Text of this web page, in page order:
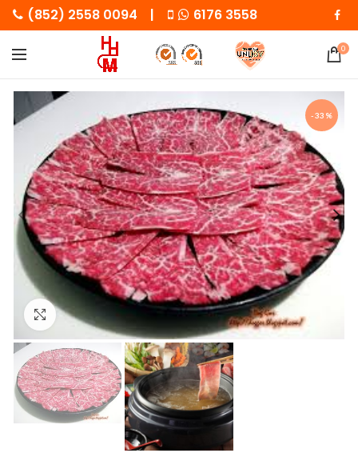
(852) 2558 0094 | 6176 3558
0
-33%
Click to enlarge